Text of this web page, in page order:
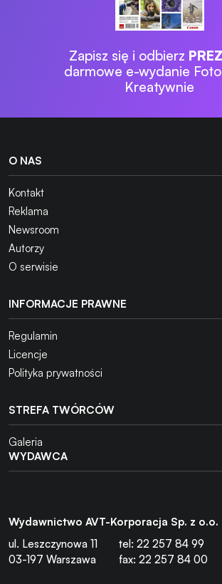
Zapisz się i odbierz
darmowe e-wydanie
Kreatywnie
O NAS
Kontakt
Reklama
Newsroom
Autorzy
O serwisie
INFORMACJE PRAWNE
Regulamin
Licencje
Polityka prywatności
STREFA TWÓRCÓW
Galeria
WYDAWCA
Wydawnictwo AVT-Korporacja Sp. z o.o.
ul. Leszczynowa 11
03-197 Warszawa
tel: 22 257 84 99
fax: 22 257 84 00